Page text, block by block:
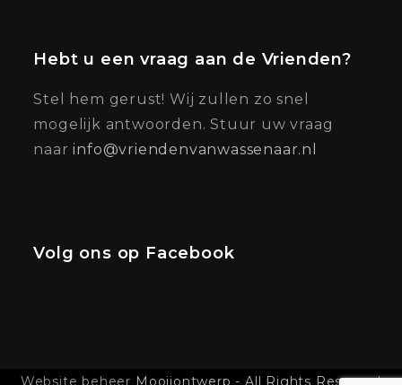
Hebt u een vraag aan de Vrienden?
Stel hem gerust! Wij zullen zo snel
mogelijk antwoorden. Stuur uw vraag
naarinfo@vriendenvanwassenaar.nl
Volg ons op Facebook
Website beheer Mooijontwerp - All Rights Reserved